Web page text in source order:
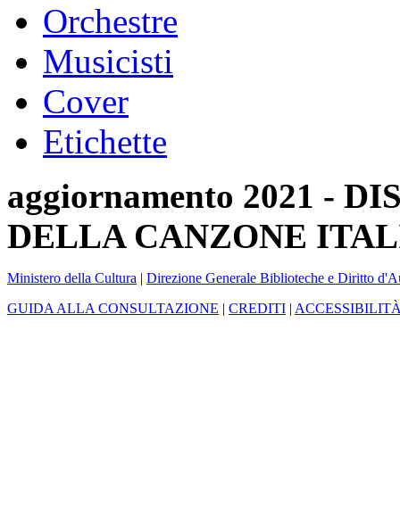
Orchestre
Musicisti
Cover
Etichette
aggiornamento 2021 -
DELLA CANZONE
Ministero della Cultura | Direzione Generale Biblioteche e Diritto
GUIDA ALLA CONSULTAZIONE | CREDITI |